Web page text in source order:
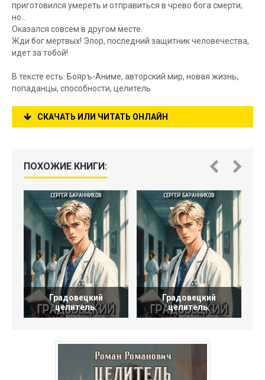
приготовился умереть и отправиться в чрево бога смерти,
но...
Оказался совсем в другом месте.
Жди бог мертвых! Элор, последний защитник человечества,
идет за тобой!
В тексте есть: Бояръ-Аниме, авторский мир, новая жизнь,
попаданцы, способности, целитель
СКАЧАТЬ ИЛИ ЧИТАТЬ ОНЛАЙН
ПОХОЖИЕ КНИГИ:
Градовецкий
целитель.
Градовецкий
целитель.